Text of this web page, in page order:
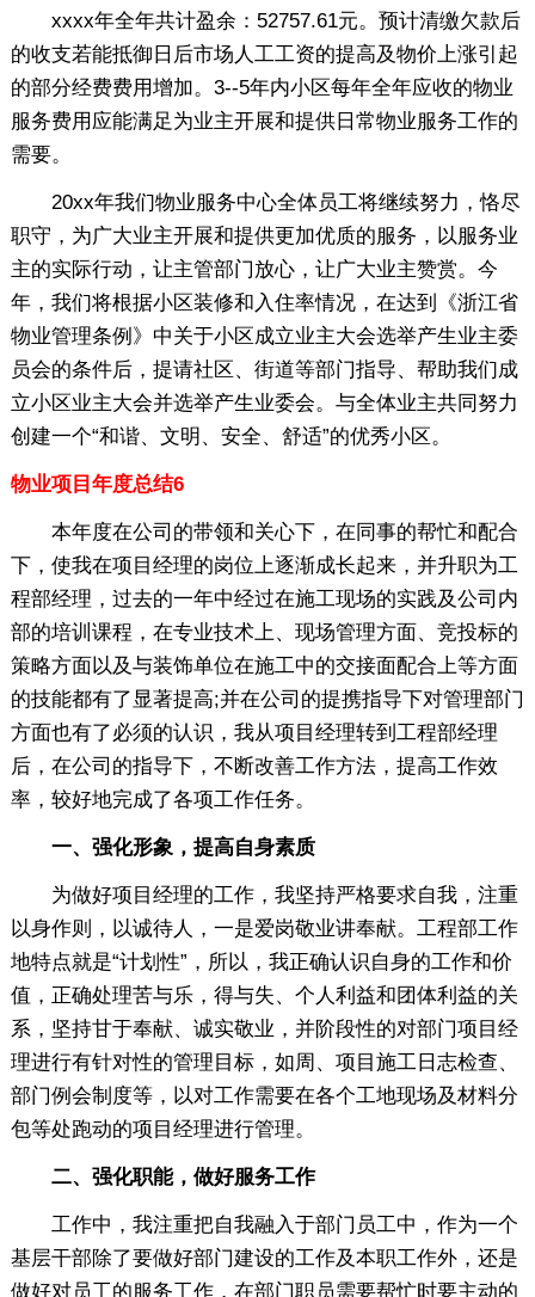
xxxx年全年共计盈余：52757.61元。预计清缴欠款后
的收支若能抵御日后市场人工工资的提高及物价上涨引起
的部分经费费用增加。3--5年内小区每年全年应收的物业
服务费用应能满足为业主开展和提供日常物业服务工作的
需要。
20xx年我们物业服务中心全体员工将继续努力，恪尽
职守，为广大业主开展和提供更加优质的服务，以服务业
主的实际行动，让主管部门放心，让广大业主赞赏。今
年，我们将根据小区装修和入住率情况，在达到《浙江省
物业管理条例》中关于小区成立业主大会选举产生业主委
员会的条件后，提请社区、街道等部门指导、帮助我们成
立小区业主大会并选举产生业委会。与全体业主共同努力
创建一个“和谐、文明、安全、舒适”的优秀小区。
物业项目年度总结6
本年度在公司的带领和关心下，在同事的帮忙和配合
下，使我在项目经理的岗位上逐渐成长起来，并升职为工
程部经理，过去的一年中经过在施工现场的实践及公司内
部的培训课程，在专业技术上、现场管理方面、竞投标的
策略方面以及与装饰单位在施工中的交接面配合上等方面
的技能都有了显著提高;并在公司的提携指导下对管理部门
方面也有了必须的认识，我从项目经理转到工程部经理
后，在公司的指导下，不断改善工作方法，提高工作效
率，较好地完成了各项工作任务。
一、强化形象，提高自身素质
为做好项目经理的工作，我坚持严格要求自我，注重
以身作则，以诚待人，一是爱岗敬业讲奉献。工程部工作
地特点就是“计划性”，所以，我正确认识自身的工作和价
值，正确处理苦与乐，得与失、个人利益和团体利益的关
系，坚持甘于奉献、诚实敬业，并阶段性的对部门项目经
理进行有针对性的管理目标，如周、项目施工日志检查、
部门例会制度等，以对工作需要在各个工地现场及材料分
包等处跑动的项目经理进行管理。
二、强化职能，做好服务工作
工作中，我注重把自我融入于部门员工中，作为一个
基层干部除了要做好部门建设的工作及本职工作外，还是
做好对员工的服务工作，在部门职员需要帮忙时要主动的